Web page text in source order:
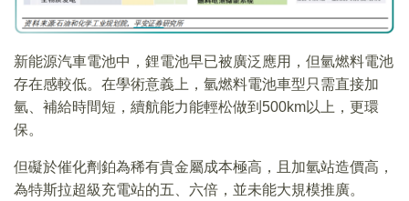
新能源汽車電池中，鋰電池早已被廣泛應用，但氫燃料電池
存在感較低。在學術意義上，氫燃料電池車型只需直接加
氫、補給時間短，續航能力能輕松做到500km以上，更環
保。
但礙於催化劑鉑為稀有貴金屬成本極高，且加氫站造價高，
為特斯拉超級充電站的五、六倍，並未能大規模推廣。